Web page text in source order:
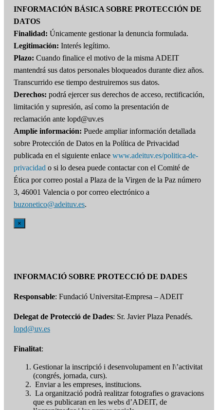
INFORMACIÓN BÁSICA SOBRE PROTECCIÓN DE
DATOS
Finalidad: Únicamente gestionar la denuncia formulada.
Legitimación: Interés legítimo.
Plazo: Cuando finalice el motivo de la misma ADEIT
mantendrá sus datos personales bloqueados durante diez años.
Transcurrido ese tiempo destruiremos sus datos.
Derechos: podrá ejercer sus derechos de acceso, rectificación,
limitación y supresión, así como la presentación de
reclamación ante lopd@uv.es
Amplíe información: Puede ampliar información detallada
sobre Protección de Datos en la Política de Privacidad
publicada en el siguiente enlace www.adeituv.es/politica-de-
privacidad o si lo desea puede contactar con el Comité de
Ética por correo postal a Plaza de la Virgen de la Paz número
3, 46001 Valencia o por correo electrónico a
buzonetico@adeituv.es.
×
INFORMACIÓ SOBRE PROTECCIÓ DE DADES
Responsable: Fundació Universitat-Empresa – ADEIT
Delegat de Protecció de Dades: Sr. Javier Plaza Penadés.
lopd@uv.es
Finalitat:
Gestionar la inscripció i desenvolupament en l\’activitat
(congrés, jornada, curs).
Enviar a les empreses, institucions.
La organització podrà realitzar fotografies o gravacions
que es publicaran en les webs d’ADEIT, de